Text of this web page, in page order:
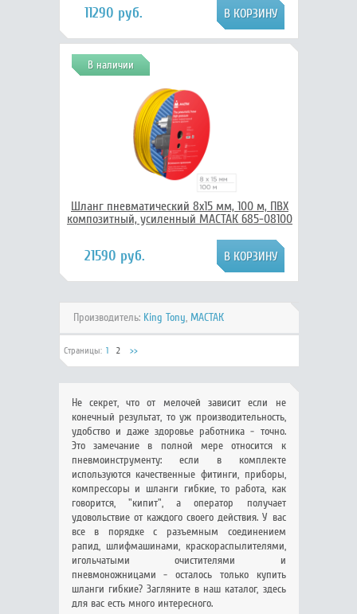
11290 руб.
В наличии
Шланг пневматический 8х15 мм, 100 м, ПВХ
композитный, усиленный МАСТАК 685-08100
21590 руб.
Производитель: King Tony, МАСТАК
Страницы: 1 2 >>
Не секрет, что от мелочей зависит если не
конечный результат, то уж производительность,
удобство и даже здоровье работника - точно.
Это замечание в полной мере относится к
пневмоинструменту: если в комплекте
используются качественные фитинги, приборы,
компрессоры и шланги гибкие, то работа, как
говорится, "кипит", а оператор получает
удовольствие от каждого своего действия. У вас
все в порядке с разъемным соединением
рапид, шлифмашинами, краскораспылителями,
игольчатыми очистителями и
пневмоножницами - осталось только купить
шланги гибкие? Загляните в наш каталог, здесь
для вас есть много интересного.